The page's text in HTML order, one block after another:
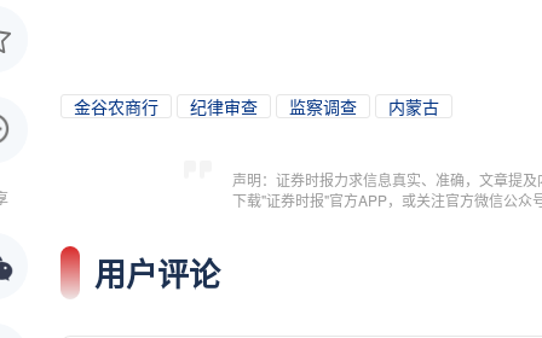
金谷农商行 纪律审查 监察调查 内蒙古
声明：证券时报力求信息真实、准确，文章提
下载"证券时报"官方APP，或关注官方微信公
用户评论